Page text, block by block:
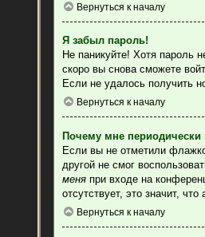
Вернуться к началу
Я забыл пароль!
Не паникуйте! Хотя пароль
скоро вы снова сможете
Если не удалось получить
Вернуться к началу
Почему мне периодически
Если вы не отметили
другой не смог
меня при входе на
отсутствует, это значит,
Вернуться к началу